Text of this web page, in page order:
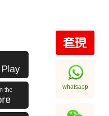
耳环 Abd478
银色
the whatsapp